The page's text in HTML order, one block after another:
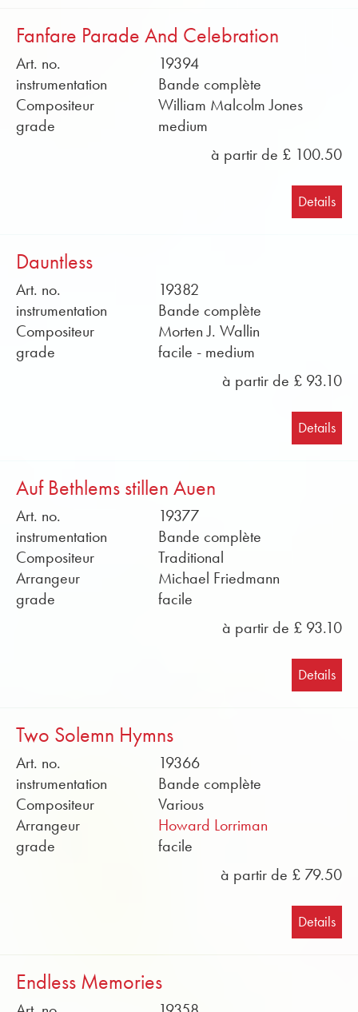
Fanfare Parade And Celebration
Art. no.
19394
instrumentation
Bande complète
Compositeur
William Malcolm Jones
grade
medium
à partir de £ 100.50
Details
Dauntless
Art. no.
19382
instrumentation
Bande complète
Compositeur
Morten J. Wallin
grade
facile - medium
à partir de £ 93.10
Details
Auf Bethlems stillen Auen
Art. no.
19377
instrumentation
Bande complète
Compositeur
Traditional
Arrangeur
Michael Friedmann
grade
facile
à partir de £ 93.10
Details
Two Solemn Hymns
Art. no.
19366
instrumentation
Bande complète
Compositeur
Various
Arrangeur
Howard Lorriman
grade
facile
à partir de £ 79.50
Details
Endless Memories